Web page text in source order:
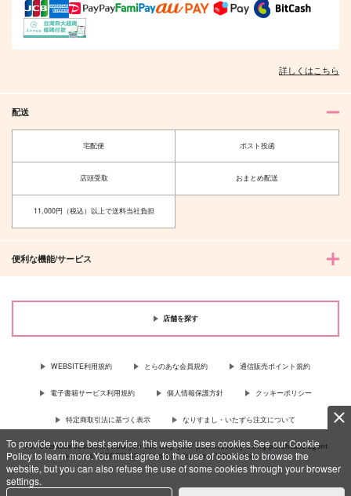
To provide you the best service, this website uses cookies.See our Cookie
Policy to learn more.You must agree to the use of cookies to browse the
website, but you can also refuse the use of some cookies through your browser
settings.
詳しくはこちら
配送
宅配便 ポスト投函
店頭受取 おまとめ配送
11,000円（税込）以上で送料当社負担
便利な機能/サービス
店舗を探す
WEBSITE利用規約 とらのあな会員規約 通信販売ポイント規約
電子書籍サービス利用規約 個人情報保護方針 クッキーポリシー
特定商取引法に基づく表示 なりすまし・いたずら注文について
For Overseas customer, now you can ship your purchases by using purchases agent
services “AOCS”! Click {more…} for more information …more